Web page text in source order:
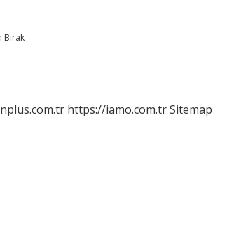
Bırak
https://iamo.com.trSitemap